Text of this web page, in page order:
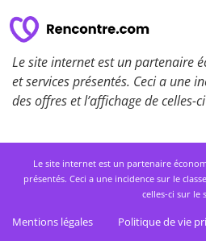
Le site internet est un partenaire
et services présentés. Ceci a une
des offres et l’affichage de celles-
Le site internet est un partenaire
présentés. Ceci a une incidence sur le
celles-ci sur le
Mentions légales Politique de vie